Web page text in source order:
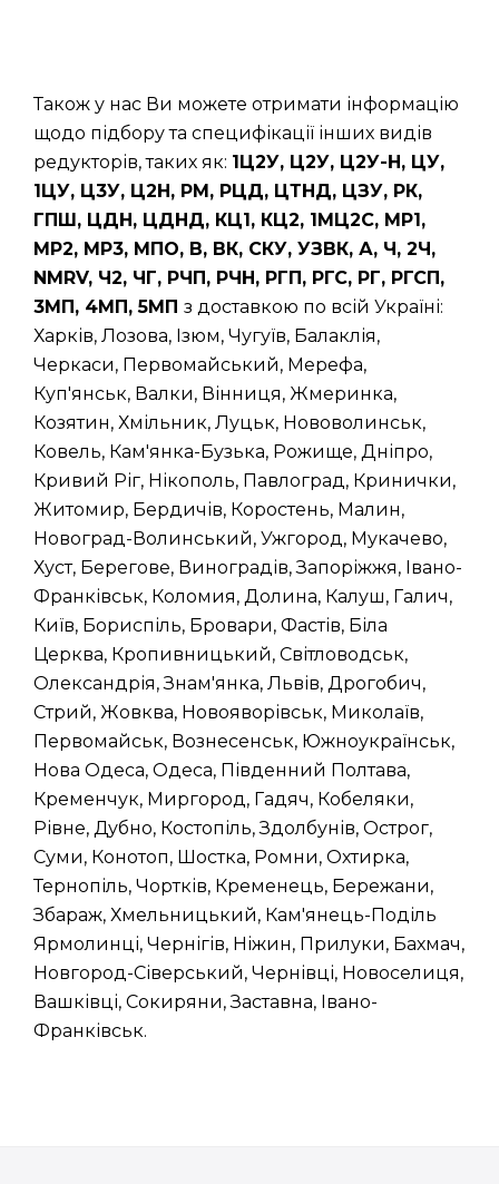
Також у нас Ви можете отримати інформацію
щодо підбору та специфікації інших видів
редукторів, таких як: 1Ц2У, Ц2У, Ц2У-Н, ЦУ,
1ЦУ, Ц3У, Ц2Н, РМ, РЦД, ЦТНД, ЦЗУ, РК,
ГПШ, ЦДН, ЦДНД, КЦ1, КЦ2, 1МЦ2С, МР1,
МР2, МР3, МПО, В, ВК, СКУ, УЗВК, А, Ч, 2Ч,
NMRV, Ч2, ЧГ, РЧП, РЧН, РГП, РГС, РГ, РГСП,
3МП, 4МП, 5МП з доставкою по всій Україні:
Харків, Лозова, Ізюм, Чугуїв, Балаклія,
Черкаси, Первомайський, Мерефа,
Куп'янськ, Валки, Вінниця, Жмеринка,
Козятин, Хмільник, Луцьк, Нововолинськ,
Ковель, Кам'янка-Бузька, Рожище, Дніпро,
Кривий Ріг, Нікополь, Павлоград, Кринички,
Житомир, Бердичів, Коростень, Малин,
Новоград-Волинський, Ужгород, Мукачево,
Хуст, Берегове, Виноградів, Запоріжжя, Івано-
Франківськ, Коломия, Долина, Калуш, Галич,
Київ, Бориспіль, Бровари, Фастів, Біла
Церква, Кропивницький, Світловодськ,
Олександрія, Знам'янка, Львів, Дрогобич,
Стрий, Жовква, Новояворівськ, Миколаїв,
Первомайськ, Вознесенськ, Южноукраїнськ,
Нова Одеса, Одеса, Південний Полтава,
Кременчук, Миргород, Гадяч, Кобеляки,
Рівне, Дубно, Костопіль, Здолбунів, Острог,
Суми, Конотоп, Шостка, Ромни, Охтирка,
Тернопіль, Чортків, Кременець, Бережани,
Збараж, Хмельницький, Кам'янець-Поділь
Ярмолинці, Чернігів, Ніжин, Прилуки, Бахмач,
Новгород-Сіверський, Чернівці, Новоселиця,
Вашківці, Сокиряни, Заставна, Івано-
Франківськ.